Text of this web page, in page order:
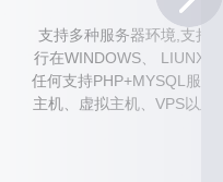
支持多种服务器环境,支持
行在WINDOWS、 LIUNX
任何支持PHP+MYSQL服务
主机、虚拟主机、VPS以及